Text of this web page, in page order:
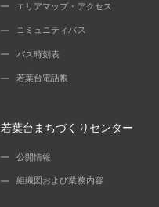
エリアマップ・アクセス
コミュニティバス
バス時刻表
若葉台電話帳
若葉台まちづくりセンター
公開情報
組織図および業務内容